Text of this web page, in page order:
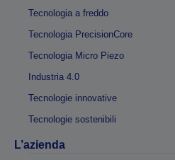
Tecnologia a freddo
Tecnologia PrecisionCore
Tecnologia Micro Piezo
Industria 4.0
Tecnologie innovative
Tecnologie sostenibili
L’azienda